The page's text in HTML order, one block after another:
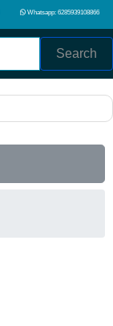
Whatsapp: 6285939108866
Search